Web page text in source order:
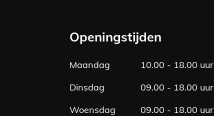
b
o
a
g
Openingstijden
Maandag
10.00 - 18.00 uur
Dinsdag
09.00 - 18.00 uur
Woensdag
09.00 - 18.00 uur